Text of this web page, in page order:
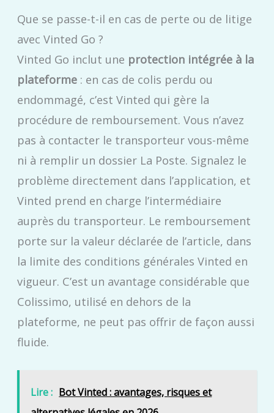
Que se passe-t-il en cas de perte ou de litige
avec Vinted Go ?
Vinted Go inclut une protection intégrée à la
plateforme : en cas de colis perdu ou
endommagé, c’est Vinted qui gère la
procédure de remboursement. Vous n’avez
pas à contacter le transporteur vous-même
ni à remplir un dossier La Poste. Signalez le
problème directement dans l’application, et
Vinted prend en charge l’intermédiaire
auprès du transporteur. Le remboursement
porte sur la valeur déclarée de l’article, dans
la limite des conditions générales Vinted en
vigueur. C’est un avantage considérable que
Colissimo, utilisé en dehors de la
plateforme, ne peut pas offrir de façon aussi
fluide.
Lire : Bot Vinted : avantages, risques et